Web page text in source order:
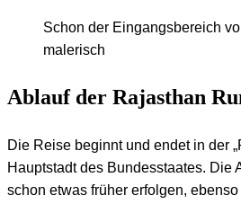
Schon der Eingangsbereich
malerisch
Ablauf der Rajasthan
Die Reise beginnt und endet in der
Hauptstadt des Bundesstaates. Die
schon etwas früher erfolgen,